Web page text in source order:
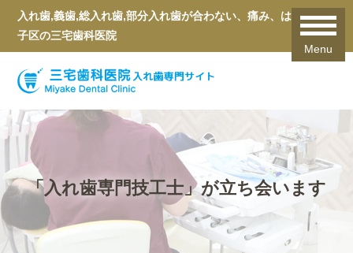
Menu
入れ歯,義歯,総入れ歯,部分入れ歯が合わない、痛み、は横浜磯
子区の三宅歯科医院
「入れ歯専門技工士」が立ち会います